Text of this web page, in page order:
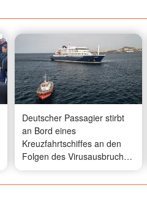
Deutscher Passagier stirbt
an Bord eines
Kreuzfahrtschiffes an den
Folgen des Virusausbruchs:
Details